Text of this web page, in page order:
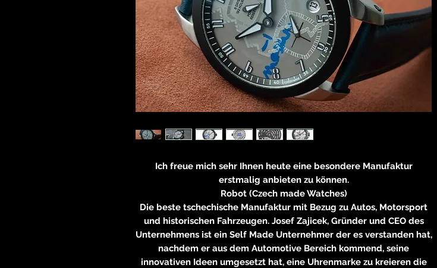
Ich freue mich sehr Ihnen heute eine besondere Manufaktur
erstmalig anbieten zu können.
Robot (Czech made Watches)
Die beste tschechische Manufaktur mit Bezug zu Autos, Motorsport
und historischen Fahrzeugen. Josef Zajicek, Gründer und CEO des
Unternehmens ist ein Self Made Unternehmer der es verstanden hat,
nachdem er aus dem Automotive Bereich kommend, seine
innovativen Ideen umgesetzt hat, eine Uhrenmarke zu kreieren die